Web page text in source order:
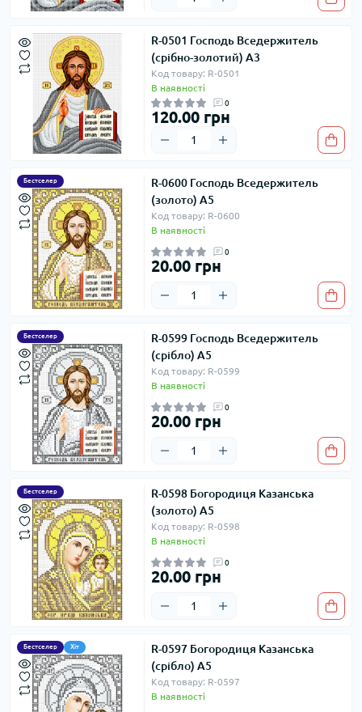
R-0501 Господь Вседержитель
(срібно-золотий) А3
Код товару: R-0501
В наявності
0
120.00 грн
Бестселер
R-0600 Господь Вседержитель
(золото) А5
Код товару: R-0600
В наявності
0
20.00 грн
Бестселер
R-0599 Господь Вседержитель
(срібло) А5
Код товару: R-0599
В наявності
0
20.00 грн
Бестселер
R-0598 Богородиця Казанська
(золото) А5
Код товару: R-0598
В наявності
0
20.00 грн
Бестселер Хіт
R-0597 Богородиця Казанська
(срібло) А5
Код товару: R-0597
В наявності